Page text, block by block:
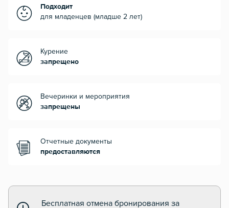
Подходит
для младенцев (младше 2 лет)
Курение
запрещено
Вечеринки и мероприятия
запрещены
Отчетные документы
предоставляются
Бесплатная отмена бронирования за